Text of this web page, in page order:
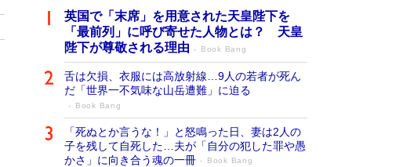
英国で「末席」を用意された天皇陛下を
「最前列」に呼び寄せた人物とは？ 天皇
陛下が尊敬される理由
Book Bang
舌は欠損、衣服には高放射線…9人の若者が死ん
だ「世界一不気味な山岳遭難」に迫る
Book Bang
「死ぬとか言うな！」と怒鳴った日、妻は2人の
子を残して自死した…夫が「自分の犯した罪や愚
かさ」に向き合う魂の一冊
Book Bang